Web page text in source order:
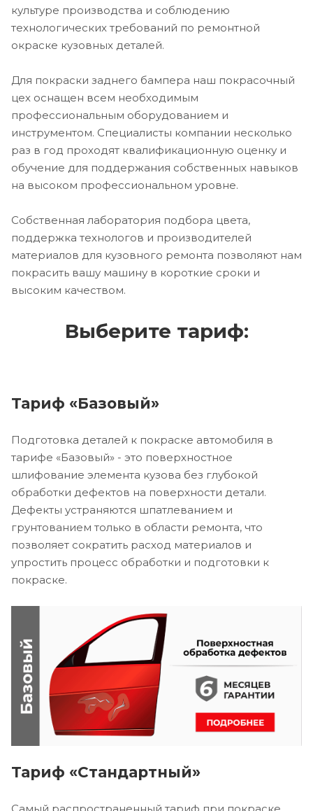
культуре производства и соблюдению
технологических требований по ремонтной
окраске кузовных деталей.
Для покраски заднего бампера наш покрасочный
цех оснащен всем необходимым
профессиональным оборудованием и
инструментом. Специалисты компании несколько
раз в год проходят квалификационную оценку и
обучение для поддержания собственных навыков
на высоком профессиональном уровне.
Собственная лаборатория подбора цвета,
поддержка технологов и производителей
материалов для кузовного ремонта позволяют нам
покрасить вашу машину в короткие сроки и
высоким качеством.
Выберите тариф:
Тариф «Базовый»
Подготовка деталей к покраске автомобиля в
тарифе «Базовый» - это поверхностное
шлифование элемента кузова без глубокой
обработки дефектов на поверхности детали.
Дефекты устраняются шпатлеванием и
грунтованием только в области ремонта, что
позволяет сократить расход материалов и
упростить процесс обработки и подготовки к
покраске.
Тариф «Стандартный»